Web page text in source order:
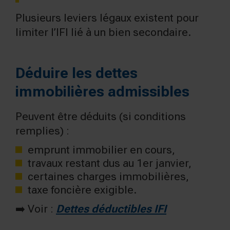
Plusieurs leviers légaux existent pour
limiter l’IFI lié à un bien secondaire.
Déduire les dettes
immobilières admissibles
Peuvent être déduits (si conditions
remplies) :
emprunt immobilier en cours,
travaux restant dus au 1er janvier,
certaines charges immobilières,
taxe foncière exigible.
➡️ Voir : Dettes déductibles IFI